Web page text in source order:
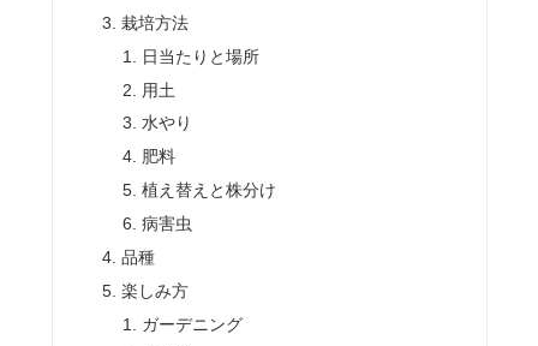
栽培方法
日当たりと場所
用土
水やり
肥料
植え替えと株分け
病害虫
品種
楽しみ方
ガーデニング